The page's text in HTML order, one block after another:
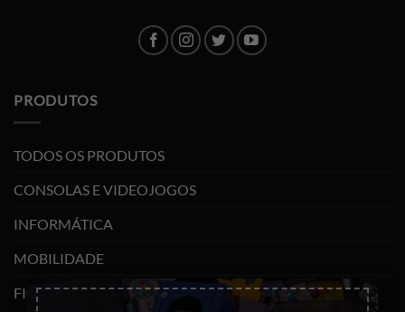
×
PRODUTOS
TODOS OS PRODUTOS
CONSOLAS E VIDEOJOGOS
INFORMÁTICA
MOBILIDADE
FIGURAS FUNKO POP